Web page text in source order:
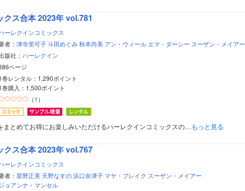
クス合本 2023年 vol.781
ーレクインコミックス
者： 津寺里可子 斗田めぐみ 秋本尚美 アン・ウィール エマ・ダーシー スーザン・メイアー
版社： ハーレクイン
ページ
巻レンタル：1,290ポイント
巻購入：1,500ポイント
（1 ）
まとめてお得にお楽しみいただけるハーレクインコミックスの…もっと見る
クス合本 2023年 vol.767
ーレクインコミックス
者： 星野正美 天野なすの 浜口奈津子 マヤ・ブレイク スーザン・メイアー
ョアンナ・マンセル